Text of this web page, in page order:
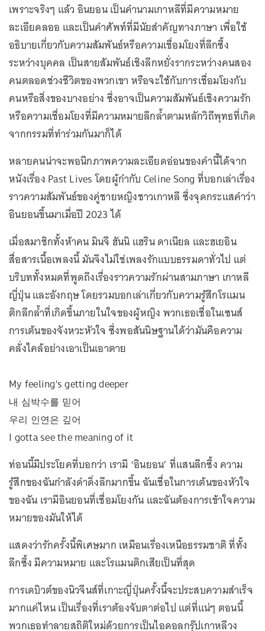
เพราะจริงๆ แล้ว อินยอน เป็นคำนามเกาหลีที่มีความหมาย
ละเอียดลออ และเป็นคำศัพท์ที่มีนัยสำคัญทางภาษา เพื่อใช้
อธิบายเกี่ยวกับความสัมพันธ์หรือความเชื่อมโยงที่ลึกซึ้ง
ระหว่างบุคคล เป็นสายสัมพันธ์เชิงลึกหยั่งรากระหว่างคนสอง
คนตลอดช่วงชีวิตของพวกเขา หรือจะใช้กับการเชื่อมโยงกับ
คนหรือสิ่งของบางอย่าง ซึ่งอาจเป็นความสัมพันธ์เชิงความรัก
หรือความเชื่อมโยงที่มีความหมายลึกล้ำตามหลักวิถีพุทธที่เกิด
จากกรรมที่ทำร่วมกันมาก็ได้
หลายคนน่าจะพอนึกภาพความละเอียดอ่อนของคำนี้ได้จาก
หนังเรื่อง Past Lives โดยผู้กำกับ Celine Song ที่บอกเล่าเรื่อง
ราวความสัมพันธ์ของคู่ชายหญิงชาวเกาหลี ซึ่งจุดกระแสคำว่า
อินยอนขึ้นมาเมื่อปี 2023 ได้
เมื่อสมาชิกทั้งห้าคน มินจี ฮันนิ แฮริน ดาเนียล และฮเยอิน
สื่อสารเนื้อเพลงนี้ มันจึงไม่ใช่เพลงรักแบบธรรมดาทั่วไป แต่
บริบททั้งหมดที่พูดถึงเรื่องราวความรักผ่านสามภาษา เกาหลี
ญี่ปุ่น และอังกฤษ โดยรวมบอกเล่าเกี่ยวกับความรู้สึกโรแมน
ติกลึกล้ำที่เกิดขึ้นภายในใจของผู้หญิง พวกเธอเชื่อในเซนส์
การเต้นของจังหวะหัวใจ ซึ่งพอสันนิษฐานได้ว่ามันคือความ
คลั่งไคล้อย่างเอาเป็นเอาตาย
My feeling's getting deeper
내 심박수를 믿어
우리 인연은 깊어
I gotta see the meaning of it
ท่อนนี้มีประโยคที่บอกว่า เรามี ‘อินยอน’ ที่แสนลึกซึ้ง ความ
รู้สึกของฉันกำลังดำดิ่งลึกมากขึ้น ฉันเชื่อในการเต้นของหัวใจ
ของฉัน เรามีอินยอนที่เชื่อมโยงกัน และฉันต้องการเข้าใจความ
หมายของมันให้ได้
แสดงว่ารักครั้งนี้พิเศษมาก เหมือนเรื่องเหนือธรรมชาติ ที่ทั้ง
ลึกซึ้ง มีความหมาย และโรแมนติกเสียเป็นที่สุด
การเดบิวต์ของนิวจีนส์ที่เกาะญี่ปุ่นครั้งนี้จะประสบความสำเร็จ
มากแค่ไหน เป็นเรื่องที่เราต้องจับตาต่อไป แต่ที่แน่ๆ ตอนนี้
พวกเธอทำลายสถิติใหม่ด้วยการเป็นไอดอลกรุ๊ปเกาหลีวง